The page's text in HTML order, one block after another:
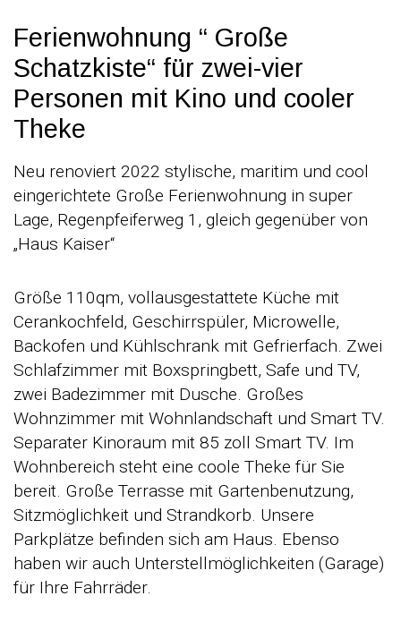
Ferienwohnung “ Große
Schatzkiste“ für zwei-vier
Personen mit Kino und cooler
Theke
Neu renoviert 2022 stylische, maritim und cool
eingerichtete Große Ferienwohnung in super
Lage, Regenpfeiferweg 1, gleich gegenüber von
„Haus Kaiser“
Größe 110qm, vollausgestattete Küche mit
Cerankochfeld, Geschirrspüler, Microwelle,
Backofen und Kühlschrank mit Gefrierfach. Zwei
Schlafzimmer mit Boxspringbett, Safe und TV,
zwei Badezimmer mit Dusche. Großes
Wohnzimmer mit Wohnlandschaft und Smart TV.
Separater Kinoraum mit 85 zoll Smart TV. Im
Wohnbereich steht eine coole Theke für Sie
bereit. Große Terrasse mit Gartenbenutzung,
Sitzmöglichkeit und Strandkorb. Unsere
Parkplätze befinden sich am Haus. Ebenso
haben wir auch Unterstellmöglichkeiten (Garage)
für Ihre Fahrräder.